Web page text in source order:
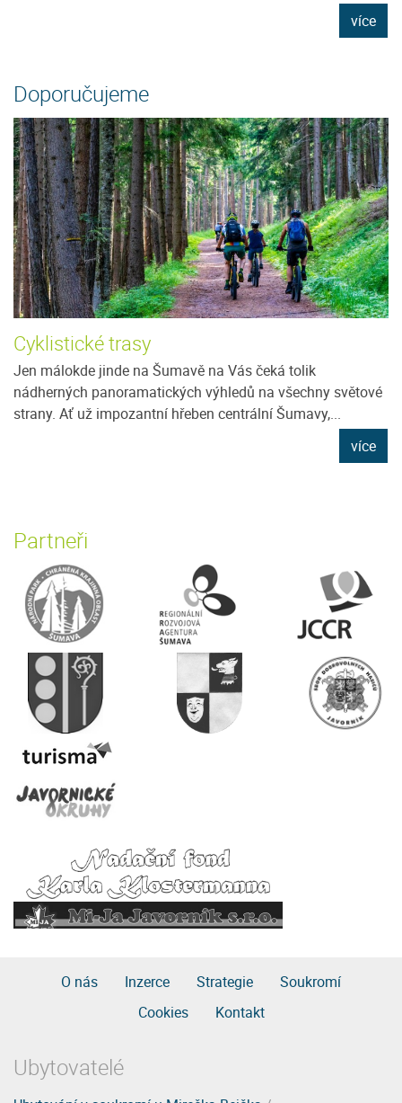
více
Doporučujeme
Cyklistické trasy
Jen málokde jinde na Šumavě na Vás čeká tolik
nádherných panoramatických výhledů na všechny světové
strany. Ať už impozantní hřeben centrální Šumavy,...
více
Partneři
O nás Inzerce Strategie
Soukromí
Cookies
Kontakt
Ubytovatelé